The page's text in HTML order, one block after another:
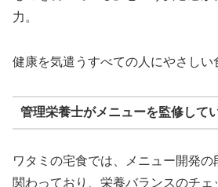
力。
健康を気遣うすべての人にやさしい
管理栄養士がメニューを監修して
ワタミの宅食では、メニュー開発
関わっており、栄養バランスのチェ